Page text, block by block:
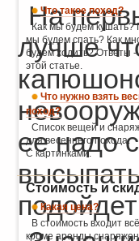
На
лучше
ее надо
Что такое поход?
Как мы будем кушать?
мы будем спать? Как
будем ходить? Ответы -
этой статье.
Что нужно взять
поход?
Список вещей и
для весеннего похода.
С картинками.
Стоимость и
Какая цена?
В стоимость входит
кроме аренды